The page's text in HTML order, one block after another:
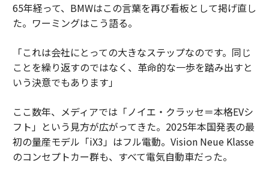
65年経って、BMWはこの言葉を再び看板として掲げ直し
た。ワーミングはこう語る。
「これは会社にとっての大きなステップなのです。同じ
ことを繰り返すのではなく、革命的な一歩を踏み出すと
いう決意でもあります」
ここ数年、メディアでは「ノイエ・クラッセ＝本格EVシ
フト」という見方が広がってきた。2025年本国発表の最
初の量産モデル「iX3」はフル電動。Vision Neue Klasse
のコンセプトカー群も、すべて電気自動車だった。